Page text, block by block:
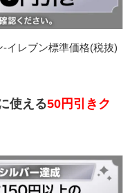
イレブン標準価格(税抜)
使える50円引きク